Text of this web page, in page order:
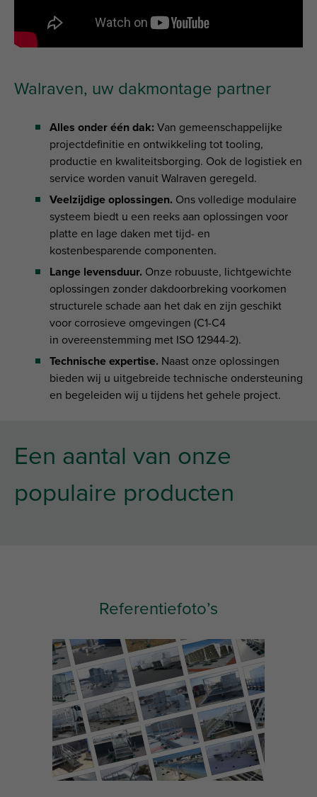
Walraven, uw dakmontage partner
Alles onder één dak: Van gemeenschappelijke
projectdefinitie en ontwikkeling tot tooling,
productie en kwaliteitsborging. Ook de logistiek en
service worden vanuit Walraven geregeld.
Veelzijdige oplossingen. Ons volledige modulaire
systeem biedt u een reeks aan oplossingen voor
platte en lage daken met tijd- en
kostenbesparende componenten.
Lange levensduur. Onze robuuste, lichtgewichte
oplossingen zonder dakdoorbreking voorkomen
structurele schade aan het dak en zijn geschikt
voor corrosieve omgevingen (C1-C4
in overeenstemming met ISO 12944-2).
Technische expertise. Naast onze oplossingen
bieden wij u uitgebreide technische ondersteuning
en begeleiden wij u tijdens het gehele project.
Een aantal van onze
populaire producten
Referentiefoto’s